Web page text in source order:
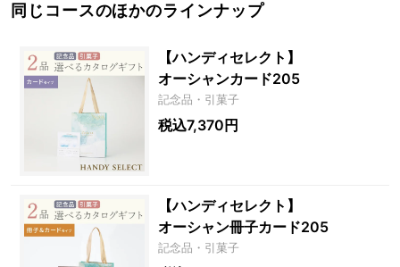
同じコースのほかのラインナップ
【ハンディセレクト】
オーシャンカード205
記念品・引菓子
税込7,370円
【ハンディセレクト】
オーシャン冊子カード205
記念品・引菓子